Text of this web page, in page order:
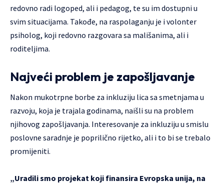
redovno radi logoped, ali i pedagog, te su im dostupni u
svim situacijama. Takođe, na raspolaganju je i volonter
psiholog, koji redovno razgovara sa mališanima, ali i
roditeljima.
Najveći problem je zapošljavanje
Nakon mukotrpne borbe za inkluziju lica sa smetnjama u
razvoju, koja je trajala godinama, naišli su na problem
njihovog zapošljavanja. Interesovanje za inkluziju u smislu
poslovne saradnje je poprilično rijetko, ali i to bi se trebalo
promijeniti.
„Uradili smo projekat koji finansira Evropska unija, na